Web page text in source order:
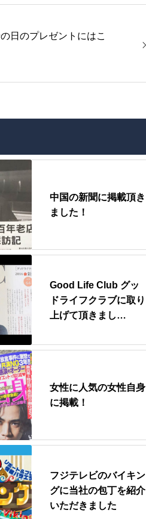
日のプレゼントにはこ
中国の新聞に掲載頂き
ました！
Good Life Club グッ
ドライフクラブに取り
上げて頂きまし…
女性に人気の女性自身
に掲載！
フジテレビのバイキン
グに当社の包丁を紹介
いただきました